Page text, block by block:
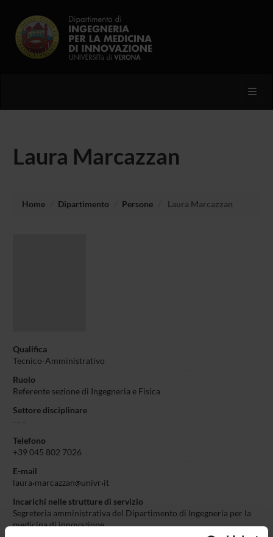
Laura Marcazzan
Home Dipartimento Persone Laura Marcazzan
Qualifica
Tecnico-Amministrativo
Ruolo
Referente sezione di Ingegneria e Fisica
Settore disciplinare
- - -
Telefono
+39 045 802 7026
E-mail
laura marcazzan univr it
Incarichi nelle strutture di servizio
Segreteria amministrativa del Dipartimento di Ingegneria per la
medicina di innovazione